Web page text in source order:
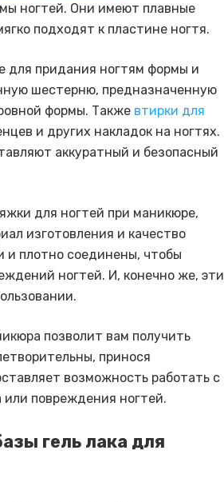
ногтей. Они имеют плавные
подходят к пластине ногтя.
для придания ногтям формы и
шестерню, предназначенную
формы. Также втирки для
и других накладок на ногтях.
аккуратный и безопасный
для ногтей при маникюре,
изготовления и качество
плотно соединены, чтобы
ногтей. И, конечно же, эти
позволит вам получить
принося
возможность работать с
повреждения ногтей.
гель лака для